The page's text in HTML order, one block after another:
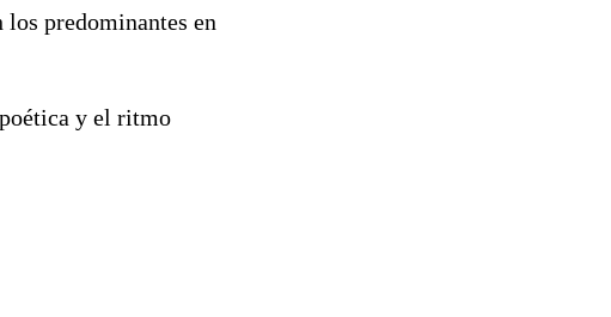
predominantes en
y el ritmo